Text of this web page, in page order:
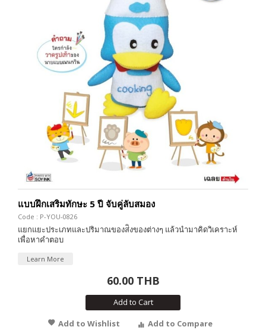
แบบฝึกเสริมทักษะ 5 ปี จับคู่ลับสมอง
Code : P-YOU-0826
แยกแยะประเภทและปริมาณของส่ิงของต่างๆ แล้วนำมาคิดวิเคราะห์
เพื่อหาคำตอบ
Learn More
60.00 THB
Add to Cart
Add to Wishlist
Add to Compare